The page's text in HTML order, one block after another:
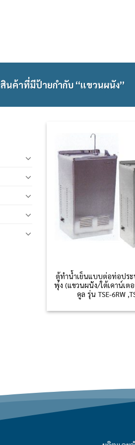
สินค้าที่มีป้ายกำกับ “แขวนผนัง”
ตู้ทำน้ำเย็นแบบต่อท่อปร
พุ่ง (แขวนผนัง/ใต้เคาน์เต
คูล รุ่น TSE-6RW